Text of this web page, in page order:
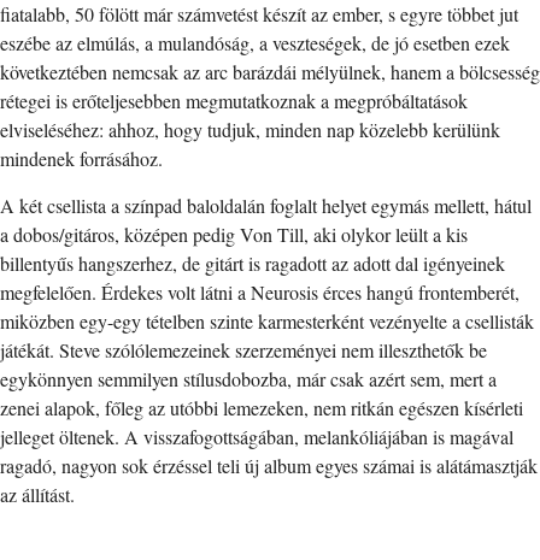
fiatalabb, 50 fölött már számvetést készít az ember, s egyre többet jut
eszébe az elmúlás, a mulandóság, a veszteségek, de jó esetben ezek
következtében nemcsak az arc barázdái mélyülnek, hanem a bölcsesség
rétegei is erőteljesebben megmutatkoznak a megpróbáltatások
elviseléséhez: ahhoz, hogy tudjuk, minden nap közelebb kerülünk
mindenek forrásához.
A két csellista a színpad baloldalán foglalt helyet egymás mellett, hátul
a dobos/gitáros, középen pedig Von Till, aki olykor leült a kis
billentyűs hangszerhez, de gitárt is ragadott az adott dal igényeinek
megfelelően. Érdekes volt látni a Neurosis érces hangú frontemberét,
miközben egy-egy tételben szinte karmesterként vezényelte a csellisták
játékát. Steve szólólemezeinek szerzeményei nem illeszthetők be
egykönnyen semmilyen stílusdobozba, már csak azért sem, mert a
zenei alapok, főleg az utóbbi lemezeken, nem ritkán egészen kísérleti
jelleget öltenek. A visszafogottságában, melankóliájában is magával
ragadó, nagyon sok érzéssel teli új album egyes számai is alátámasztják
az állítást.